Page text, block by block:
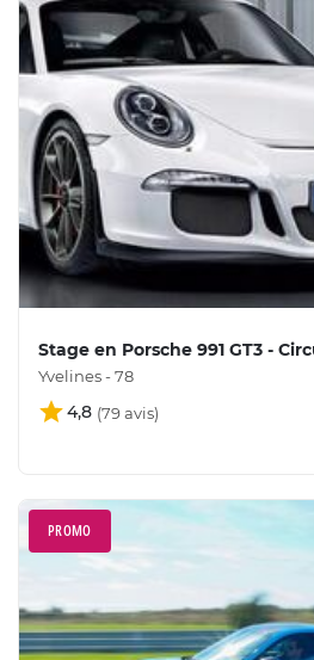
Stage en Porsche 991 GT3 -
Yvelines - 78
4,8
PROMO